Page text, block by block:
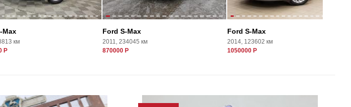
Max
км
Р
Ford S-Max
2011, 234045 км
870000 Р
Ford S-Max
2014, 123602 км
1050000 Р